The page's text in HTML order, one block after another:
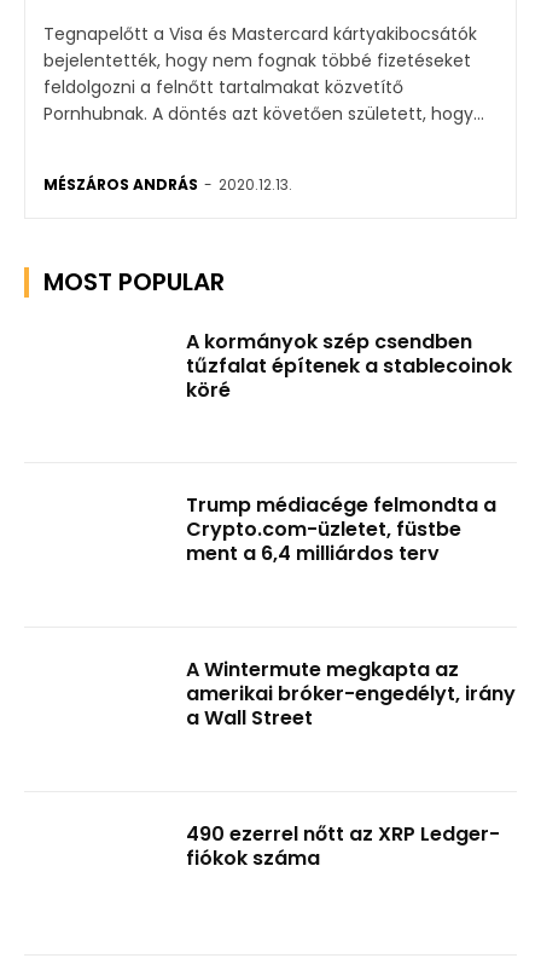
Tegnapelőtt a Visa és Mastercard kártyakibocsátók
bejelentették, hogy nem fognak többé fizetéseket
feldolgozni a felnőtt tartalmakat közvetítő
Pornhubnak. A döntés azt követően született, hogy...
MÉSZÁROS ANDRÁS - 2020.12.13.
MOST POPULAR
A kormányok szép csendben
tűzfalat építenek a stablecoinok
köré
Trump médiacége felmondta a
Crypto.com-üzletet, füstbe
ment a 6,4 milliárdos terv
A Wintermute megkapta az
amerikai bróker-engedélyt, irány
a Wall Street
490 ezerrel nőtt az XRP Ledger-
fiókok száma